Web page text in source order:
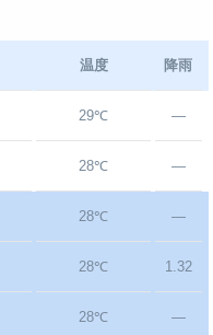
温度 降雨
29℃ —
28℃ —
28℃ —
28℃ 1.32
28℃ —